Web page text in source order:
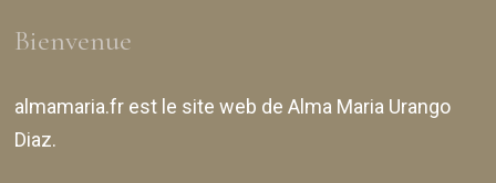
Bienvenue
almamaria.fr est le site web deAlma Maria Urango
Diaz.